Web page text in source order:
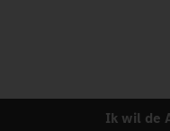
Ik wil de